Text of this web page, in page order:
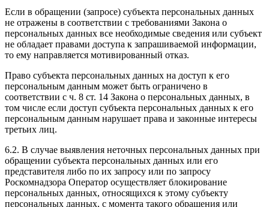
Если в обращении (запросе) субъекта персональных данных
не отражены в соответствии с требованиями Закона о
персональных данных все необходимые сведения или субъект
не обладает правами доступа к запрашиваемой информации,
то ему направляется мотивированный отказ.
Право субъекта персональных данных на доступ к его
персональным данным может быть ограничено в
соответствии с ч. 8 ст. 14 Закона о персональных данных, в
том числе если доступ субъекта персональных данных к его
персональным данным нарушает права и законные интересы
третьих лиц.
6.2. В случае выявления неточных персональных данных при
обращении субъекта персональных данных или его
представителя либо по их запросу или по запросу
Роскомнадзора Оператор осуществляет блокирование
персональных данных, относящихся к этому субъекту
персональных данных, с момента такого обращения или